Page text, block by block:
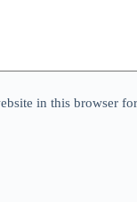
in this browser